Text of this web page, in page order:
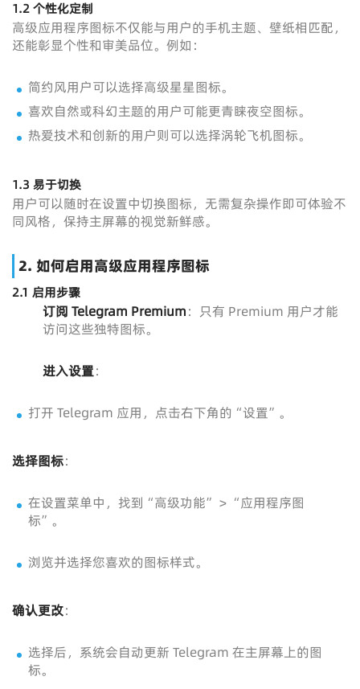
1.2 个性化定制
高级应用程序图标不仅能与用户的手机主题、壁纸相匹配，
还能彰显个性和审美品位。例如：
简约风用户可以选择高级星星图标。
喜欢自然或科幻主题的用户可能更青睐夜空图标。
热爱技术和创新的用户则可以选择涡轮飞机图标。
1.3 易于切换
用户可以随时在设置中切换图标，无需复杂操作即可体验不
同风格，保持主屏幕的视觉新鲜感。
2. 如何启用高级应用程序图标
2.1 启用步骤
订阅 Telegram Premium：只有 Premium 用户才能
访问这些独特图标。
进入设置：
打开 Telegram 应用，点击右下角的“设置”。
选择图标：
在设置菜单中，找到“高级功能” > “应用程序图
标”。
浏览并选择您喜欢的图标样式。
确认更改：
选择后，系统会自动更新 Telegram 在主屏幕上的图
标。